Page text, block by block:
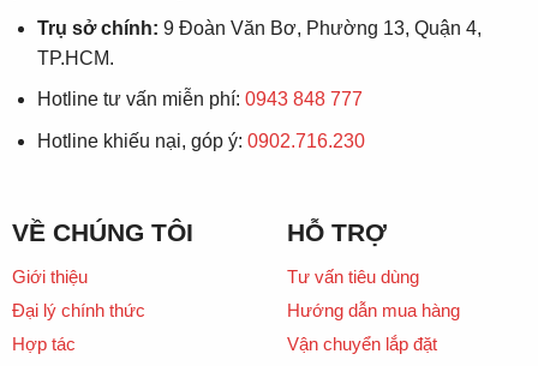
Trụ sở chính: 9 Đoàn Văn Bơ, Phường 13, Quận 4,
TP.HCM.
Hotline tư vấn miễn phí: 0943 848 777
Hotline khiếu nại, góp ý: 0902.716.230
VỀ CHÚNG TÔI
Giới thiệu
Đại lý chính thức
Hợp tác
HỖ TRỢ
Tư vấn tiêu dùng
Hướng dẫn mua hàng
Vận chuyển lắp đặt